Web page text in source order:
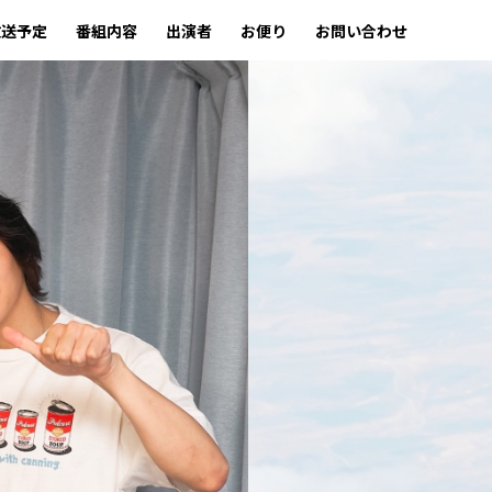
予定 番組内容 出演者 お便り お問い合わせ